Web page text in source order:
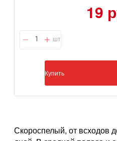
19
шт
Купить
Скороспелый, от всходов